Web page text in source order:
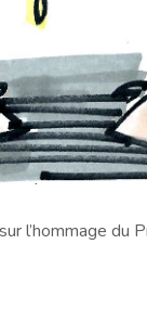
l’hommage du